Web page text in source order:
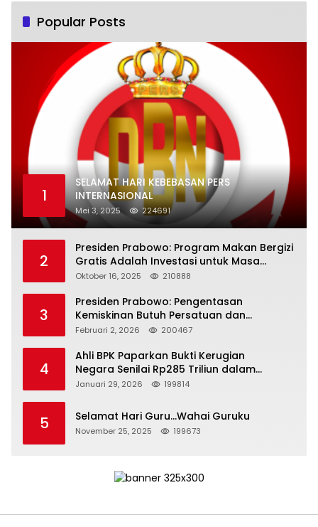
Popular Posts
1
SELAMAT HARI KEBEBASAN PERS
INTERNASIONAL
Mei 3, 2025 224691
2
Presiden Prabowo: Program Makan Bergizi
Gratis Adalah Investasi untuk Masa
Depan Bangsa
Oktober 16, 2025 210888
3
Presiden Prabowo: Pengentasan
Kemiskinan Butuh Persatuan dan
Kepemimpinan yang Bertanggung Jawab
Februari 2, 2026 200467
4
Ahli BPK Paparkan Bukti Kerugian
Negara Senilai Rp285 Triliun dalam
Persidangan Korupsi PT Pertamina
Januari 29, 2026 199814
5 Selamat Hari Guru…Wahai Guruku
November 25, 2025 199673